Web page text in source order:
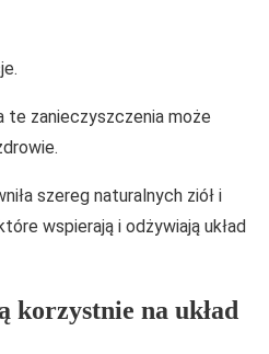
te zanieczyszczenia może
szereg naturalnych ziół i
wspierają i odżywiają układ
korzystnie na układ